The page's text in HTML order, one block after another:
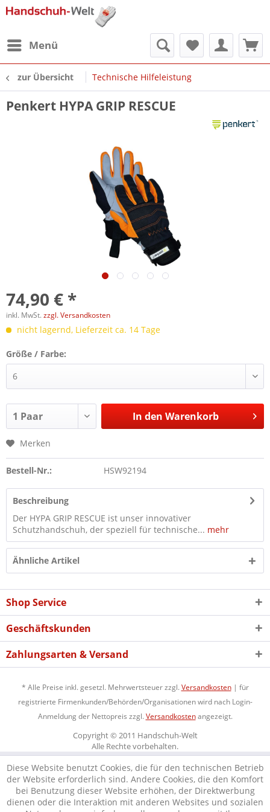
Menü
zur Übersicht Technische Hilfeleistung
Penkert HYPA GRIP RESCUE
74,90 € *
inkl. MwSt. zzgl. Versandkosten
nicht lagernd, Lieferzeit ca. 14 Tage
Größe / Farbe:
In den Warenkorb
Merken
Bestell-Nr.: HSW92194
Beschreibung
Der HYPA GRIP RESCUE ist unser innovativer
Schutzhandschuh, der speziell für technische... mehr
Ähnliche Artikel
Shop Service
Geschäftskunden
Zahlungsarten & Versand
* Alle Preise inkl. gesetzl. Mehrwertsteuer zzgl. Versandkosten| für
registrierte Firmenkunden/Behörden/Organisationen wird nach Login-
Anmeldung der Nettopreis zzgl. Versandkostenangezeigt.
Copyright © 2011 Handschuh-Welt
Alle Rechte vorbehalten.
Diese Website benutzt Cookies, die für den technischen Betrieb
der Website erforderlich sind. Andere Cookies, die den Komfort
bei Benutzung dieser Website erhöhen, der Direktwerbung
dienen oder die Interaktion mit anderen Websites und sozialen